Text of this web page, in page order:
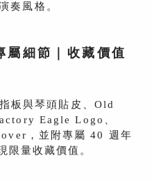
奏風格。
細節｜收藏價值
板與琴頭貼皮、Old
Eagle Logo、
，並附專屬 40 週年
限量收藏價值。